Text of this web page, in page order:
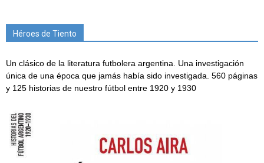
Héroes de Tiento
Un clásico de la literatura futbolera argentina. Una investigación
única de una época que jamás había sido investigada. 560 páginas
y 125 historias de nuestro fútbol entre 1920 y 1930